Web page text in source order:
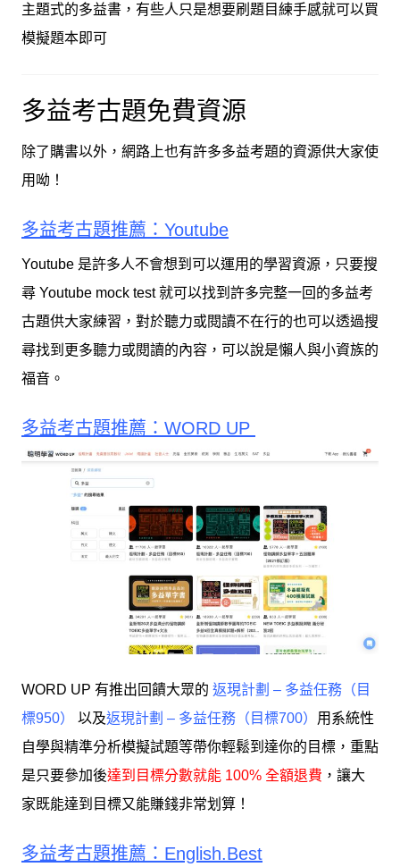
主題式的多益書，有些人只是想要刷題目練手感就可以買
模擬題本即可
多益考古題免費資源
除了購書以外，網路上也有許多多益考題的資源供大家使
用呦！
多益考古題推薦：Youtube
Youtube 是許多人不會想到可以運用的學習資源，只要搜
尋 Youtube mock test 就可以找到許多完整一回的多益考
古題供大家練習，對於聽力或閱讀不在行的也可以透過搜
尋找到更多聽力或閱讀的內容，可以說是懶人與小資族的
福音。
多益考古題推薦：WORD UP
WORD UP 有推出回饋大眾的 返現計劃 – 多益任務（目
標950）
以及返現計劃 – 多益任務（目標700） 用系統性
自學與精準分析模擬試題等帶你輕鬆到達你的目標，重點
是只要參加後達到目標分數就能 100% 全額退費 ，讓大
家既能達到目標又能賺錢非常划算！
多益考古題推薦：English.Best